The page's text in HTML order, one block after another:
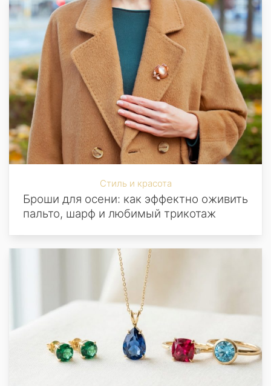
Стиль и красота
Броши для осени: как эффектно оживить
пальто, шарф и любимый трикотаж